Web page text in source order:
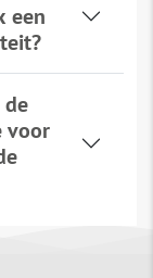
een
de
voor